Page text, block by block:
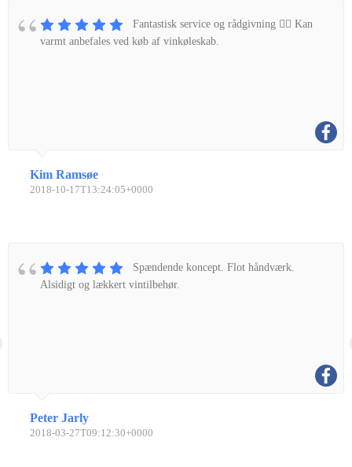
Fantastisk service og rådgivning 👌🏼 Kan
varmt anbefales ved køb af vinkøleskab.
Kim Ramsøe
2018-10-17T13:24:05+0000
Spændende koncept. Flot håndværk.
Alsidigt og lækkert vintilbehør.
Peter Jarly
2018-03-27T09:12:30+0000